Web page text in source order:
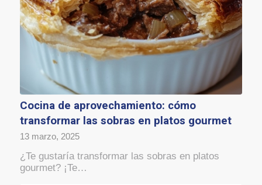
Cocina de aprovechamiento: cómo
transformar las sobras en platos gourmet
13 marzo, 2025
¿Te gustaría transformar las sobras en platos
gourmet? ¡Te…